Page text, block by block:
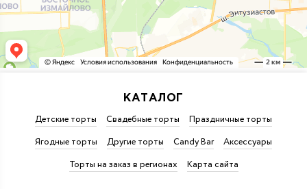
КАТАЛОГ
Детские торты Свадебные торты
Праздничные торты
Ягодные торты
Другие торты Candy Bar
Аксессуары
Торты на заказ в регионах
Карта сайта